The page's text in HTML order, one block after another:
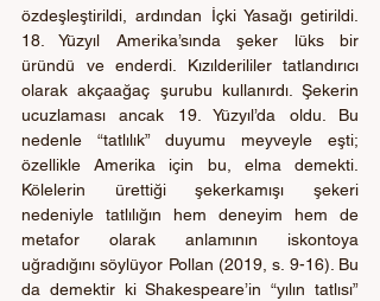
özdeşleştirildi, ardından İçki Yasağı getirildi.
18. Yüzyıl Amerika’sında şeker lüks bir
üründü ve enderdi. Kızılderililer tatlandırıcı
olarak akçaağaç şurubu kullanırdı. Şekerin
ucuzlaması ancak 19. Yüzyıl’da oldu. Bu
nedenle “tatlılık” duyumu meyveyle eşti;
özellikle Amerika için bu, elma demekti.
Kölelerin ürettiği şekerkamışı şekeri
nedeniyle tatlılığın hem deneyim hem de
metafor olarak anlamının iskontoya
uğradığını söylüyor Pollan (2019, s. 9-16). Bu
da demektir ki Shakespeare’in “yılın tatlısı”